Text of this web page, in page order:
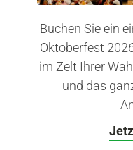
Buchen Sie ein
Oktoberfest
im Zelt Ihrer
und das
Pizza